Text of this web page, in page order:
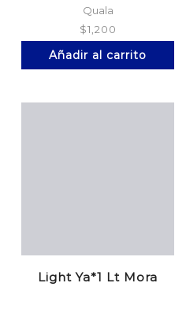
Quala
$1,200
Añadir al carrito
Light Ya*1 Lt Mora